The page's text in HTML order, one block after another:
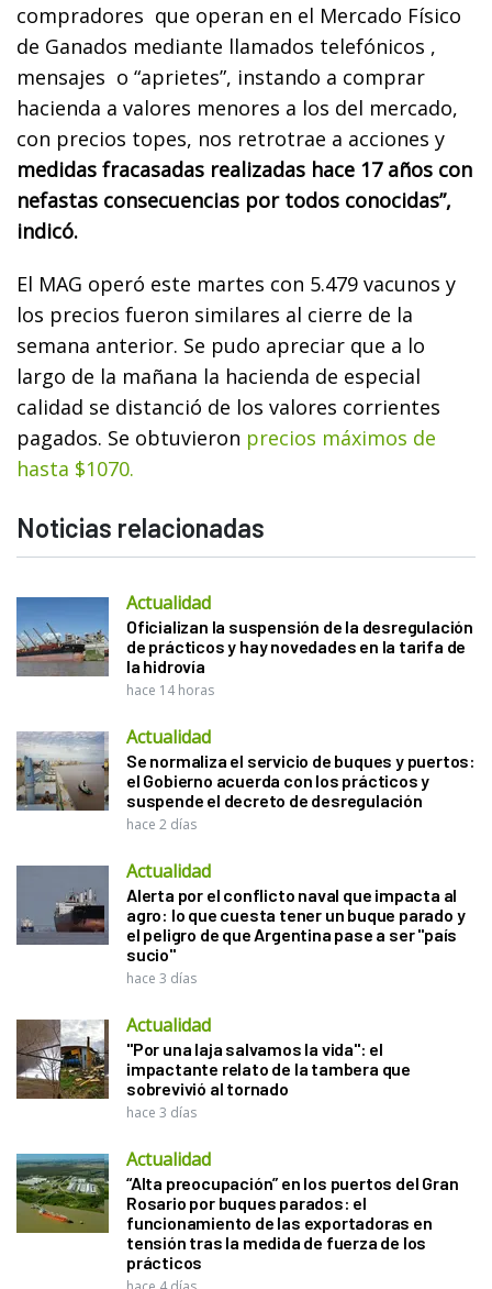
compradores que operan en el Mercado Físico
de Ganados mediante llamados telefónicos ,
mensajes o “aprietes”, instando a comprar
hacienda a valores menores a los del mercado,
con precios topes, nos retrotrae a acciones y
medidas fracasadas realizadas hace 17 años con
nefastas consecuencias por todos conocidas”,
indicó.
El MAG operó este martes con 5.479 vacunos y
los precios fueron similares al cierre de la
semana anterior. Se pudo apreciar que a lo
largo de la mañana la hacienda de especial
calidad se distanció de los valores corrientes
pagados. Se obtuvieron precios máximos de
hasta $1070.
Noticias relacionadas
Actualidad
Oficializan la suspensión de la desregulación
de prácticos y hay novedades en la tarifa de
la hidrovía
hace 14 horas
Actualidad
Se normaliza el servicio de buques y puertos:
el Gobierno acuerda con los prácticos y
suspende el decreto de desregulación
hace 2 días
Actualidad
Alerta por el conflicto naval que impacta al
agro: lo que cuesta tener un buque parado y
el peligro de que Argentina pase a ser "país
sucio"
hace 3 días
Actualidad
"Por una laja salvamos la vida": el
impactante relato de la tambera que
sobrevivió al tornado
hace 3 días
Actualidad
“Alta preocupación” en los puertos del Gran
Rosario por buques parados: el
funcionamiento de las exportadoras en
tensión tras la medida de fuerza de los
prácticos